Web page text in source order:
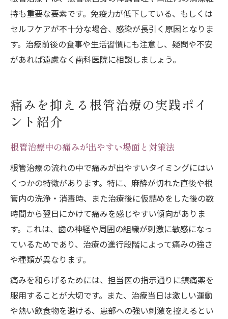
持も重要な要素です。免疫力が低下している、もしくは
セルフケアが不十分な場合、感染が長引く原因となりま
す。治療前後の食事や生活習慣にも注意し、疑問や不安
があれば遠慮なく歯科医院に相談しましょう。
痛みを抑える根管治療の実践ポイ
ント紹介
根管治療中の痛みが出やすい場面と対策法
根管治療の流れの中で痛みが出やすいタイミングにはい
くつかの特徴があります。特に、麻酔が切れた直後や根
管内の洗浄・消毒時、また治療後に仮詰めをした後の数
時間から翌日にかけて痛みを感じやすい傾向がありま
す。これは、歯の神経や周囲の組織が刺激に敏感になっ
ているためであり、治療の進行段階によって痛みの強さ
や種類が異なります。
痛みを和らげるためには、担当医の指示通りに鎮痛薬を
服用することが大切です。また、治療当日は激しい運動
や熱い飲食物を避ける、患部への強い刺激を控えるとい